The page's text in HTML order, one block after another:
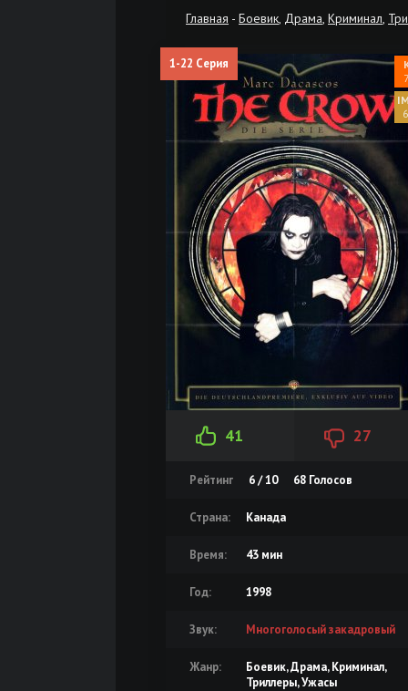
Главная - Боевик, Драма, Криминал,
1-22 Серия
41 27
Рейтинг 6 / 10 68 Голосов
Страна: Канада
Время: 43 мин
Год: 1998
Звук: Многоголосый закадровый
Жанр:
Боевик, Драма, Криминал,
Триллеры, Ужасы